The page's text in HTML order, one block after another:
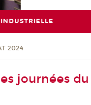
2024
journées du